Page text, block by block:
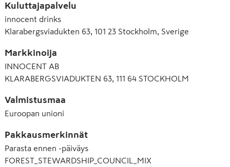
Kuluttajapalvelu
innocent drinks
Klarabergsviadukten 63, 101 23 Stockholm, Sverige
Markkinoija
INNOCENT AB
KLARABERGSVIADUKTEN 63, 111 64 STOCKHOLM
Valmistusmaa
Euroopan unioni
Pakkausmerkinnät
Parasta ennen -päiväys
FOREST_STEWARDSHIP_COUNCIL_MIX